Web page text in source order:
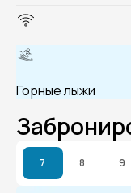
Горные лыжи
7 8 9